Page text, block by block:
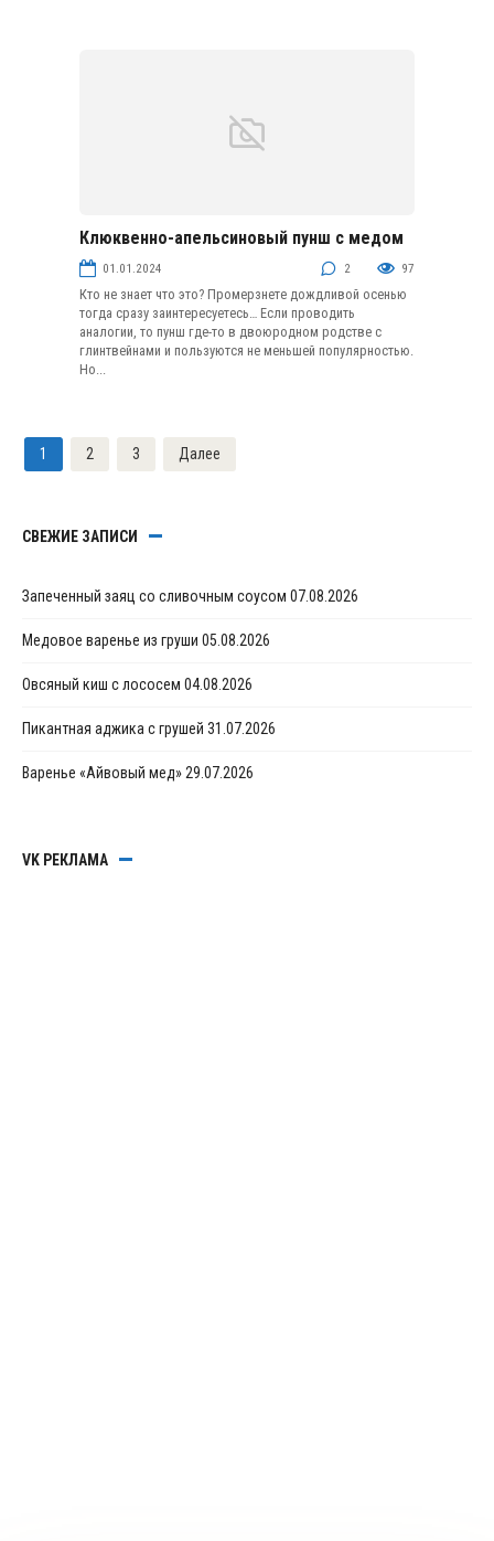
Клюквенно-апельсиновый пунш с медом
01.01.2024 2 97
Кто не знает что это? Промерзнете дождливой осенью
тогда сразу заинтересуетесь… Если проводить
аналогии, то пунш где-то в двоюродном родстве с
глинтвейнами и пользуются не меньшей популярностью.
Но...
Пагинация
записей
1 2 3 Далее
СВЕЖИЕ ЗАПИСИ
Запеченный заяц со сливочным соусом 07.08.2026
Медовое варенье из груши 05.08.2026
Овсяный киш с лососем 04.08.2026
Пикантная аджика с грушей 31.07.2026
Варенье «Айвовый мед» 29.07.2026
VK РЕКЛАМА